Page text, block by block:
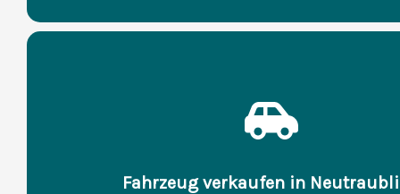
Fahrzeug verkaufen in